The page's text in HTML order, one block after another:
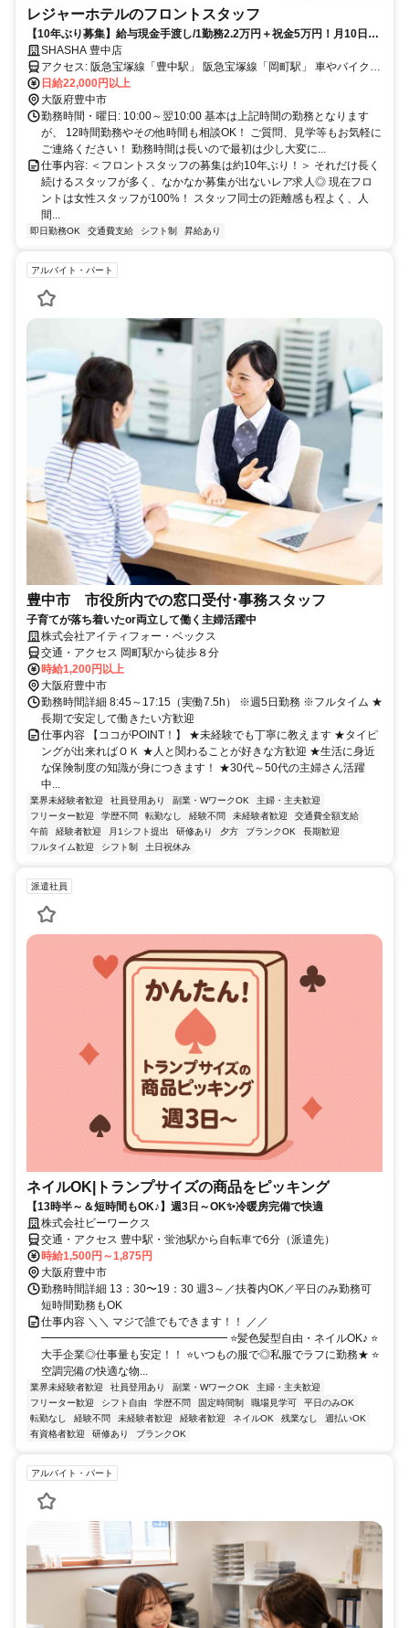
レジャーホテルのフロントスタッフ
【10年ぶり募集】給与現金手渡し/1勤務2.2万円＋祝金5万円！月10日程
度の勤務◎ 人間関係が良く、定着率抜群♪
SHASHA 豊中店
アクセス: 阪急宝塚線「豊中駅」 阪急宝塚線「岡町駅」 車やバイクで
通勤OK！
日給22,000円以上
大阪府豊中市
勤務時間・曜日: 10:00～翌10:00 基本は上記時間の勤務となります
が、 12時間勤務やその他時間も相談OK！ ご質問、見学等もお気軽に
ご連絡ください！ 勤務時間は長いので最初は少し大変に...
仕事内容: ＜フロントスタッフの募集は約10年ぶり！＞ それだけ長く
続けるスタッフが多く、なかなか募集が出ないレア求人◎ 現在フロ
ントは女性スタッフが100%！ スタッフ同士の距離感も程よく、人
間...
即日勤務OK 交通費支給 シフト制 昇給あり
アルバイト・パート
豊中市 市役所内での窓口受付･事務スタッフ
子育てが落ち着いたor両立して働く主婦活躍中
株式会社アイティフォー・ベックス
交通・アクセス 岡町駅から徒歩８分
時給1,200円以上
大阪府豊中市
勤務時間詳細 8:45～17:15（実働7.5h） ※週5日勤務 ※フルタイム ★
長期で安定して働きたい方歓迎
仕事内容 【ココがPOINT！】 ★未経験でも丁寧に教えます ★タイピ
ングが出来ればＯＫ ★人と関わることが好きな方歓迎 ★生活に身近
な保険制度の知識が身につきます！ ★30代～50代の主婦さん活躍
中...
業界未経験者歓迎 社員登用あり 副業・WワークOK
主婦・主夫歓迎
フリーター歓迎
学歴不問 転勤なし 経験不問 未経験者歓迎
交通費全額支給
午前
経験者歓迎 月1シフト提出 研修あり 夕方 ブランクOK
長期歓迎
フルタイム歓迎
シフト制 土日祝休み
派遣社員
ネイルOK|トランプサイズの商品をピッキング
【13時半～＆短時間もOK♪】週3日～OK✨冷暖房完備で快適
株式会社ビーワークス
交通・アクセス 豊中駅・蛍池駅から自転車で6分（派遣先）
時給1,500円～1,875円
大阪府豊中市
勤務時間詳細 13：30〜19：30 週3～／扶養内OK／平日のみ勤務可
短時間勤務もOK
仕事内容 ＼＼ マジで誰でもできます！！ ／／
━━━━━━━━━━━━━━━━━ ⭐髪色髪型自由・ネイルOK♪ ⭐
大手企業◎仕事量も安定！！ ⭐いつもの服で◎私服でラフに勤務★ ⭐
空調完備の快適な物...
業界未経験者歓迎 社員登用あり 副業・WワークOK
主婦・主夫歓迎
フリーター歓迎
シフト自由 学歴不問 固定時間制 職場見学可
平日のみOK
転勤なし
経験不問 未経験者歓迎 経験者歓迎 ネイルOK 残業なし
週払いOK
有資格者歓迎
研修あり ブランクOK
アルバイト・パート